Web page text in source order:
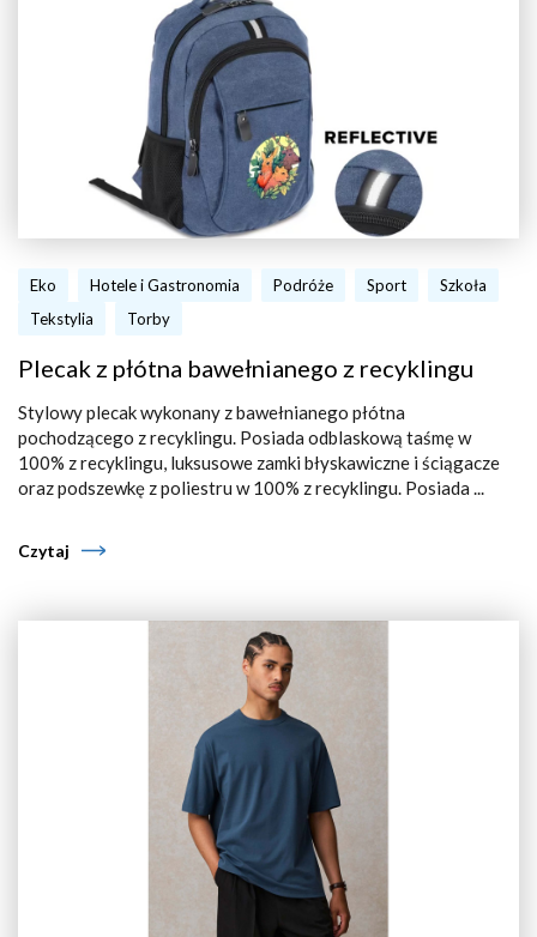
Eko Hotele i Gastronomia Podróże Sport
Szkoła
Tekstylia
Torby
Plecak z płótna bawełnianego z recyklingu
Stylowy plecak wykonany z bawełnianego płótna
pochodzącego z recyklingu. Posiada odblaskową taśmę w
100% z recyklingu, luksusowe zamki błyskawiczne i ściągacze
oraz podszewkę z poliestru w 100% z recyklingu. Posiada ...
Czytaj